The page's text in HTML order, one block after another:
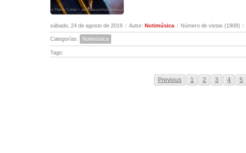
sábado, 24 de agosto de 2019 / Autor: Notimúsica / Número de vistas (1908) /
Categorías: Notimúsica
Tags:
Previous 1 2 3 4 5